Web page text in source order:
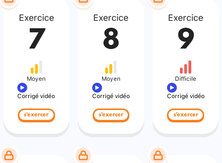
Exercice
7
Moyen
Corrigé vidéo
s'exercer
Exercice
8
Moyen
Corrigé vidéo
s'exercer
Exercice
9
Difficile
Corrigé vidéo
s'exercer